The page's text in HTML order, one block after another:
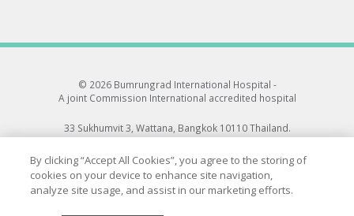
© 2026 Bumrungrad International Hospital -
A joint Commission International accredited hospital
33 Sukhumvit 3, Wattana, Bangkok 10110 Thailand.
All rights reserved.
By clicking “Accept All Cookies”, you agree to the storing of
cookies on your device to enhance site navigation,
analyze site usage, and assist in our marketing efforts.